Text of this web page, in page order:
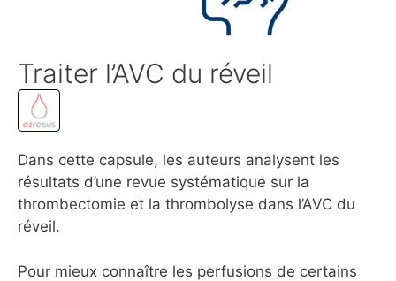
Traiter l’AVC du réveil
Dans cette capsule, les auteurs analysent les
résultats d’une revue systématique sur la
thrombectomie et la thrombolyse dans l’AVC du
réveil.
Pour mieux connaître les perfusions de certains